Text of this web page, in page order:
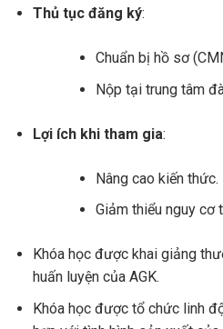
Thủ tục đăng ký:
Chuẩn bị hồ sơ
Nộp tại trung tâm
Lợi ích khi tham gia:
Nâng cao kiến thức.
Giảm thiểu nguy cơ
Khóa học được khai giảng
huấn luyện của AGK.
Khóa học được tổ chức linh